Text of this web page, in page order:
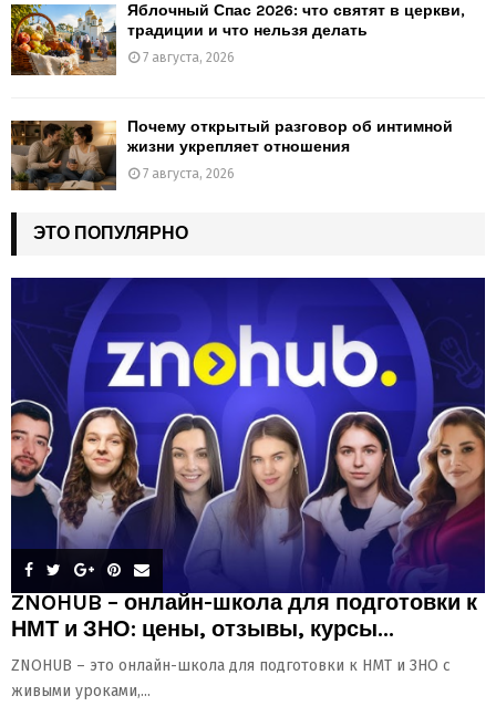
Яблочный Спас 2026: что святят в церкви,
традиции и что нельзя делать
7 августа, 2026
Почему открытый разговор об интимной
жизни укрепляет отношения
7 августа, 2026
ЭТО ПОПУЛЯРНО
ZNOHUB – онлайн-школа для подготовки к
НМТ и ЗНО: цены, отзывы, курсы...
ZNOHUB – это онлайн-школа для подготовки к НМТ и ЗНО с
живыми уроками,...